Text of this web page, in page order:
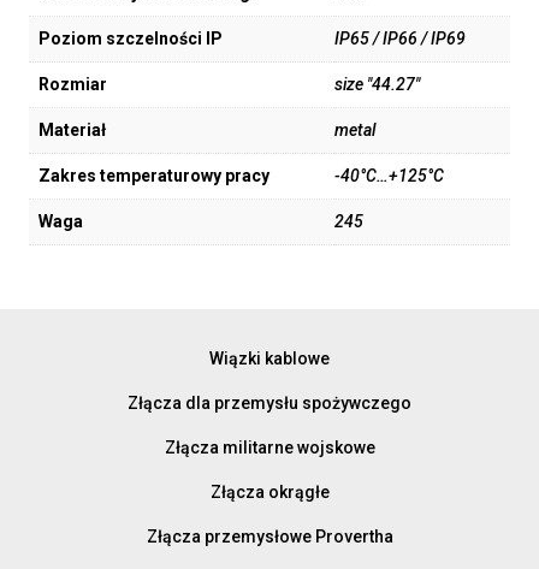
Poziom szczelności IP IP65 / IP66 / IP69
Rozmiar size "44.27"
Materiał metal
Zakres temperaturowy pracy -40°C…+125°C
Waga 245
Wiązki kablowe
Złącza dla przemysłu spożywczego
Złącza militarne wojskowe
Złącza okrągłe
Złącza przemysłowe Provertha